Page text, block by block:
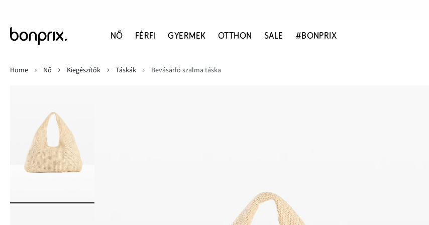
NŐ FÉRFI GYERMEK OTTHON SALE #BONPRIX
Home
Nő Kiegészítők Táskák Bevásárló szalma táska